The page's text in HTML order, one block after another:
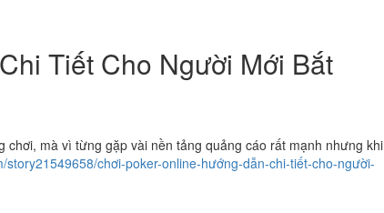
Tiết Cho Người Mới Bắt
mà vì từng gặp vài nền tảng quảng cáo rất mạnh nhưng khi
story21549658/chơi-poker-online-hướng-dẫn-chi-tiết-cho-người-